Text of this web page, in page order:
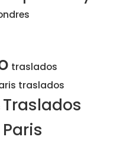
traslados
traslados
Traslados